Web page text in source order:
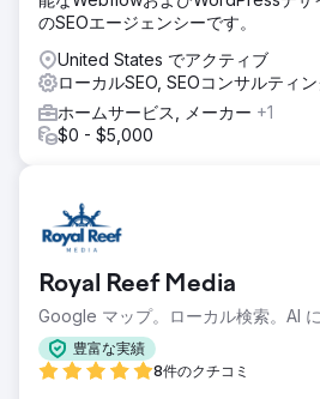
のSEOエージェンシーです。
United States でアクティブ
ローカルSEO, SEOコンサルティ
ホームサービス, メーカー +1
$0 - $5,000
Royal Reef Media
Google マップ。ローカル検索。AI に
豊富な実績
8件のクチコミ